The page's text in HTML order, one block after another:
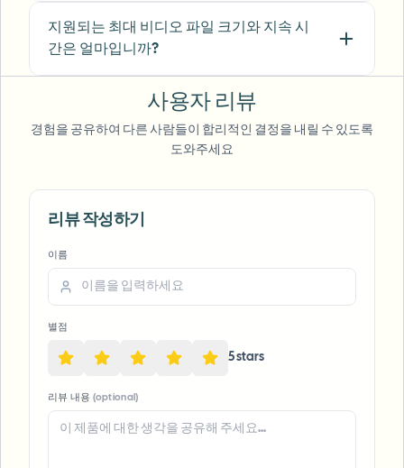
time."
Michael Chen
지원되는 최대 비디오 파일 크기와 지속 시
간은 얼마입니까?
Voice Anon
사용자 리뷰
경험을 공유하여 다른 사람들이 합리적인 결정을 내릴 수 있도록
도와주세요
리뷰 작성하기
이름
별점
5stars
리뷰 내용 (optional)